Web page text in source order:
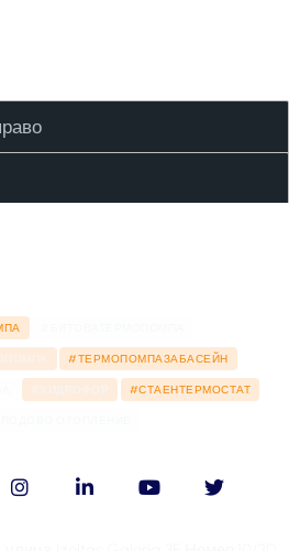
#ТЕРМОПОМПАЗАБАСЕЙН
#ХИДРОФОР #СТАЕНТЕРМОСТАТ